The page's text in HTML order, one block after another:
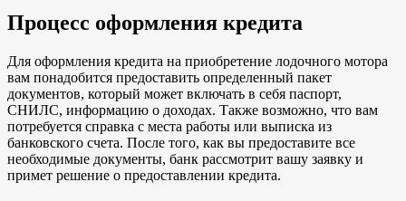
Процесс оформления кредита
Для оформления кредита на приобретение лодочного мотора
вам понадобится предоставить определенный пакет
документов, который может включать в себя паспорт,
СНИЛС, информацию о доходах. Также возможно, что вам
потребуется справка с места работы или выписка из
банковского счета. После того, как вы предоставите все
необходимые документы, банк рассмотрит вашу заявку и
примет решение о предоставлении кредита.